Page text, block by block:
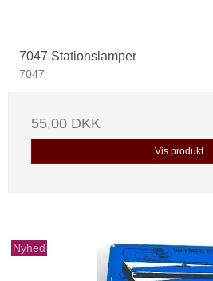
7047 Stationslamper
7047
55,00 DKK
Vis produkt
Nyhed